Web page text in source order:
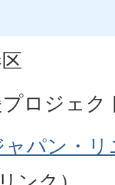
ロジェク
ャパン・